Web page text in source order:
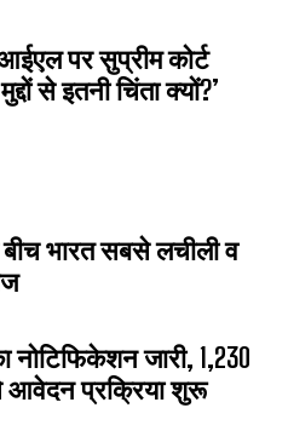
पर सुप्रीम कोर्ट
से इतनी चिंता क्यों?’
भारत सबसे लचीली व
नोटिफिकेशन जारी, 1,230
से आवेदन प्रक्रिया शुरू